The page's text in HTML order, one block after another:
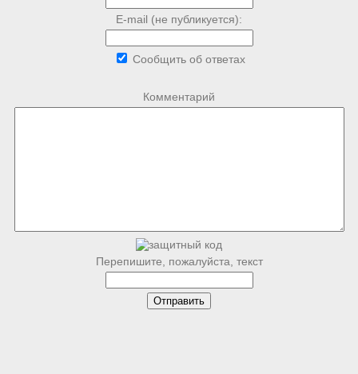
E-mail (не публикуется):
Сообщить об ответах
Комментарий
Перепишите, пожалуйста, текст